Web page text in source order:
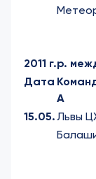
2011 г.р.
Дата
А
15.05.Львы